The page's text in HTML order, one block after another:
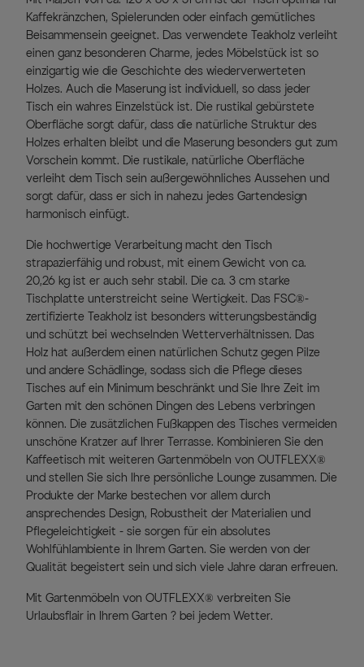
Kaffekränzchen, Spielerunden oder einfach gemütliches
Beisammensein geeignet. Das verwendete Teakholz verleiht
einen ganz besonderen Charme, jedes Möbelstück ist so
einzigartig wie die Geschichte des wiederverwerteten
Holzes. Auch die Maserung ist individuell, so dass jeder
Tisch ein wahres Einzelstück ist. Die rustikal gebürstete
Oberfläche sorgt dafür, dass die natürliche Struktur des
Holzes erhalten bleibt und die Maserung besonders gut zum
Vorschein kommt. Die rustikale, natürliche Oberfläche
verleiht dem Tisch sein außergewöhnliches Aussehen und
sorgt dafür, dass er sich in nahezu jedes Gartendesign
harmonisch einfügt.
Die hochwertige Verarbeitung macht den Tisch
strapazierfähig und robust, mit einem Gewicht von ca.
20,26 kg ist er auch sehr stabil. Die ca. 3 cm starke
Tischplatte unterstreicht seine Wertigkeit. Das FSC®-
zertifizierte Teakholz ist besonders witterungsbeständig
und schützt bei wechselnden Wetterverhältnissen. Das
Holz hat außerdem einen natürlichen Schutz gegen Pilze
und andere Schädlinge, sodass sich die Pflege dieses
Tisches auf ein Minimum beschränkt und Sie Ihre Zeit im
Garten mit den schönen Dingen des Lebens verbringen
können. Die zusätzlichen Fußkappen des Tisches vermeiden
unschöne Kratzer auf Ihrer Terrasse. Kombinieren Sie den
Kaffeetisch mit weiteren Gartenmöbeln von OUTFLEXX®
und stellen Sie sich Ihre persönliche Lounge zusammen. Die
Produkte der Marke bestechen vor allem durch
ansprechendes Design, Robustheit der Materialien und
Pflegeleichtigkeit - sie sorgen für ein absolutes
Wohlfühlambiente in Ihrem Garten. Sie werden von der
Qualität begeistert sein und sich viele Jahre daran erfreuen.
Mit Gartenmöbeln von OUTFLEXX® verbreiten Sie
Urlaubsflair in Ihrem Garten ? bei jedem Wetter.